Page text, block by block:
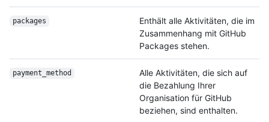
packages
Enthält alle Aktivitäten, die im
Zusammenhang mit GitHub
Packages stehen.
payment_method
Alle Aktivitäten, die sich auf
die Bezahlung Ihrer
Organisation für GitHub
beziehen, sind enthalten.